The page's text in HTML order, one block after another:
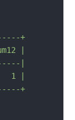
+
|
1 |